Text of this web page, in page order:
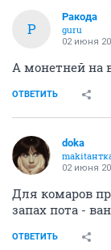
Р
Ракода
guru
02 июня
А монетней на
ОТВЕТИТЬ
doka
02 июня
Для комаров
запах пота -
ОТВЕТИТЬ